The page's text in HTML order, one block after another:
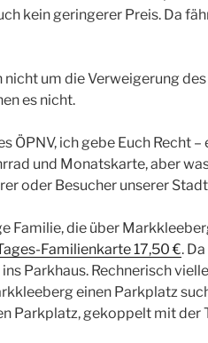
kein geringerer Preis. Da
nicht um die Verweigerung
es nicht.
ÖPNV, ich gebe Euch Recht
und Monatskarte, aber
oder Besucher unserer
Familie, die über
Familienkarte 17,50 €.
Parkhaus. Rechnerisch
einen Parkplatz
Parkplatz, gekoppelt mit der